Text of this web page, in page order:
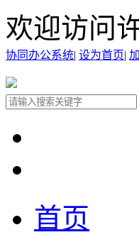
欢迎访问
协同办公系统| 设为首页|
首页